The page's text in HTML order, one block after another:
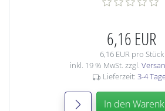
6,16 EUR
6,16 EUR pro Stück
inkl. 19 % MwSt. zzgl.
Lieferzeit: 3-4
In den